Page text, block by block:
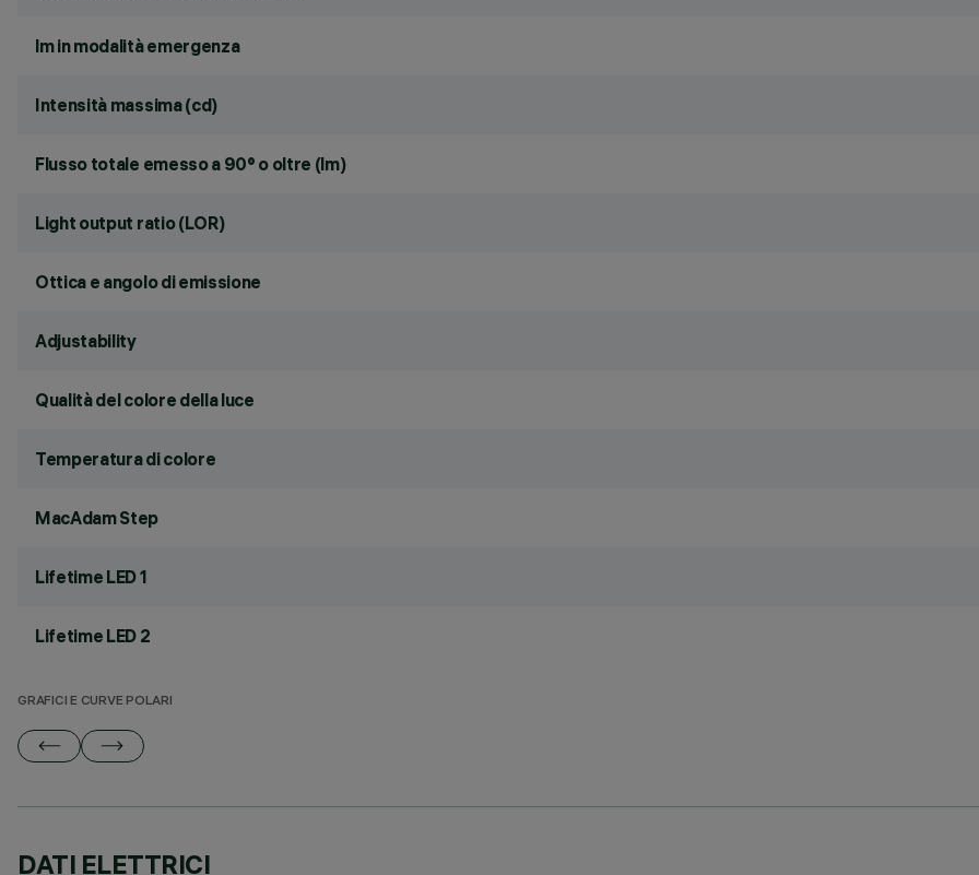
lm in modalità emergenza
Intensità massima (cd)
Flusso totale emesso a 90° o oltre (lm)
Light output ratio (LOR)
Ottica e angolo di emissione
Adjustability
Qualità del colore della luce
Temperatura di colore
MacAdam Step
Lifetime LED 1
Lifetime LED 2
GRAFICI E CURVE POLARI
DATI ELETTRICI